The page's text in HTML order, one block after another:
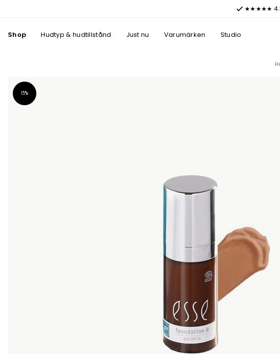
★★★★★
Shop Hudtyp & hudtillstånd Just nu Varumärken Studio
15%